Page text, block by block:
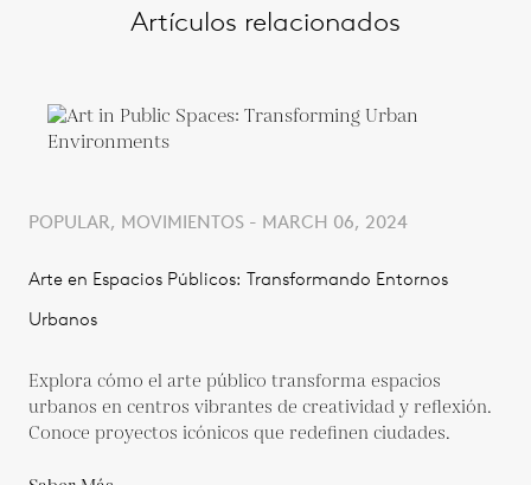
Artículos relacionados
POPULAR, MOVIMIENTOS - MARCH 06, 2024
Arte en Espacios Públicos: Transformando Entornos
Urbanos
Explora cómo el arte público transforma espacios
urbanos en centros vibrantes de creatividad y reflexión.
Conoce proyectos icónicos que redefinen ciudades.